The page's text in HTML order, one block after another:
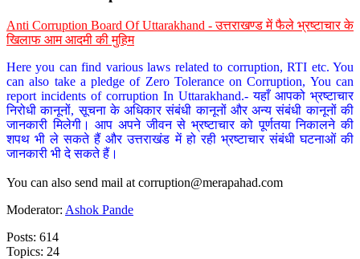
Anti Corruption Board Of Uttarakhand - उत्तराखण्ड में फैले भ्रष्टाचार के
खिलाफ आम आदमी की मुहिम
Here you can find various laws related to corruption, RTI etc. You
can also take a pledge of Zero Tolerance on Corruption, You can
report incidents of corruption In Uttarakhand.- यहाँ आपको भ्रष्टाचार
निरोधी कानूनों, सूचना के अधिकार संबंधी कानूनों और अन्य संबंधी कानूनों की
जानकारी मिलेगी। आप अपने जीवन से भ्रष्टाचार को पूर्णतया निकालने की
शपथ भी ले सकते हैं और उत्तराखंड में हो रही भ्रष्टाचार संबंधी घटनाओं की
जानकारी भी दे सकते हैं।
You can also send mail at corruption@merapahad.com
Moderator: Ashok Pande
Posts: 614
Topics: 24